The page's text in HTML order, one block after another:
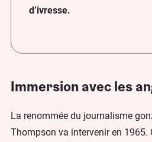
d’ivresse.
Immersion avec les
La renommée du journalisme
Thompson va intervenir en 1965.